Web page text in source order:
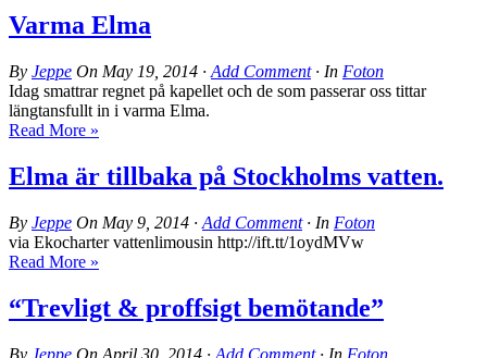
Varma Elma
By Jeppe On May 19, 2014 · Add Comment· In Foton
Idag smattrar regnet på kapellet och de som passerar oss tittar
längtansfullt in i varma Elma.
Read More »
Elma är tillbaka på Stockholms vatten.
By Jeppe On May 9, 2014 · Add Comment· In Foton
via Ekocharter vattenlimousin http://ift.tt/1oydMVw
Read More »
“Trevligt & proffsigt bemötande”
By Jeppe On April 30, 2014 · Add Comment· In Foton